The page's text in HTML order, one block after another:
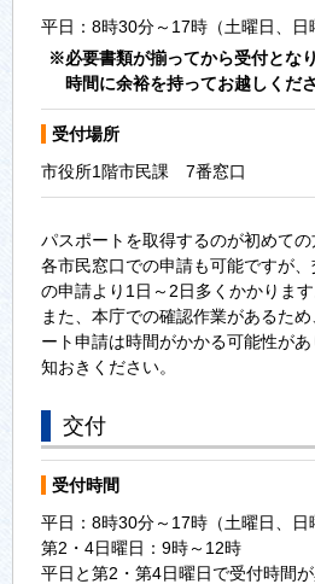
平日：8時30分～17時（土曜日、日
※必要書類が揃ってから受付となり
時間に余裕を持ってお越しくださ
受付場所
市役所1階市民課 7番窓口
パスポートを取得するのが初めて
各市民窓口での申請も可能ですが
の申請より1日～2日多くかかります
また、本庁での確認作業があるた
ート申請は時間がかかる可能性が
知おきください。
交付
受付時間
平日：8時30分～17時（土曜日、日
第2・4日曜日：9時～12時
平日と第2・第4日曜日で受付時間